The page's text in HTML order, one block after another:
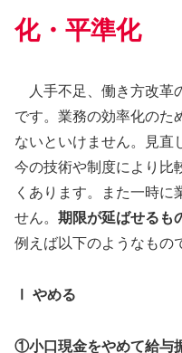
化・平準化
人手不足、働き方改革
です。業務の効率化のた
ないといけません。見直
今の技術や制度により比
くあります。また一時に
せん。 期限が延ばせるも
例えば以下のようなもの
Ⅰ やめる
①小口現金をやめて給与